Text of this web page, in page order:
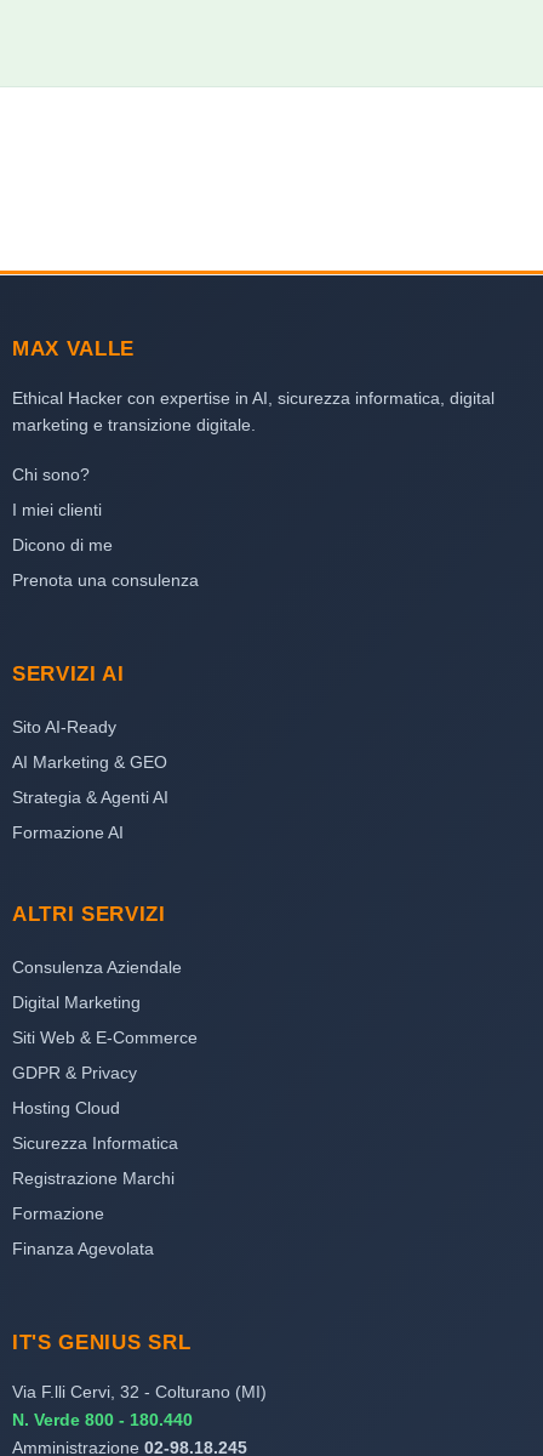
MAX VALLE
Ethical Hacker con expertise in AI, sicurezza informatica, digital
marketing e transizione digitale.
Chi sono?
I miei clienti
Dicono di me
Prenota una consulenza
SERVIZI AI
Sito AI-Ready
AI Marketing & GEO
Strategia & Agenti AI
Formazione AI
ALTRI SERVIZI
Consulenza Aziendale
Digital Marketing
Siti Web & E-Commerce
GDPR & Privacy
Hosting Cloud
Sicurezza Informatica
Registrazione Marchi
Formazione
Finanza Agevolata
IT'S GENIUS SRL
Via F.lli Cervi, 32 - Colturano (MI)
N. Verde 800 - 180.440
Amministrazione 02-98.18.245